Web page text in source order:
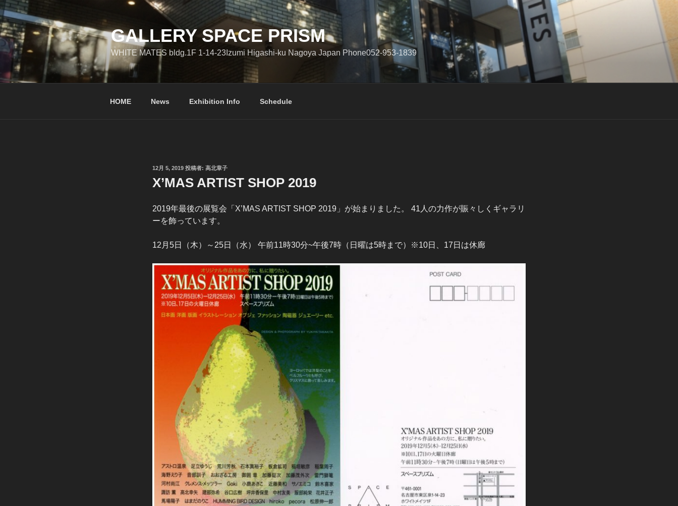
コ
ン
テ
ン
ツ
ス
GALLERY SPACE PRISM
WHITE MATES bldg.1F 1-14-23Izumi Higashi-ku Nagoya Japan Phone052-953-1839
HOME News Exhibition Info Schedule
投
日:
12月 5, 2019 投稿者: 高北章子
X’MAS ARTIST SHOP 2019
2019年最後の展覧会「X’MAS ARTIST SHOP 2019」が始まりました。 41人の力作が賑々しくギャラリ
ーを飾っています。
12月5日（木）～25日（水） 午前11時30分~午後7時（日曜は5時まで）※10日、17日は休廊